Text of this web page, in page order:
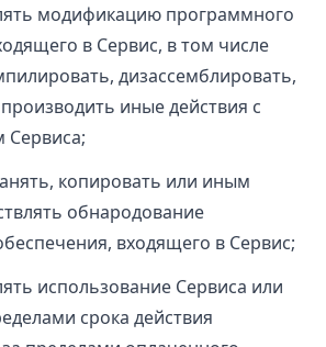
модификацию программного
в Сервис, в том числе
дизассемблировать,
иные действия с
Сервиса;
копировать или иным
обнародование
входящего в Сервис;
использование Сервиса или
срока действия